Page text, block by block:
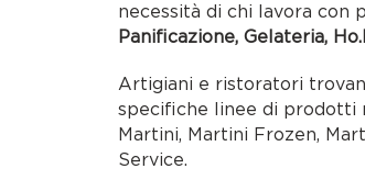
necessità di chi lavora con
Panificazione, Gelateria,
Artigiani e ristoratori
specifiche linee di prodotti
Martini, Martini Frozen,
Service.